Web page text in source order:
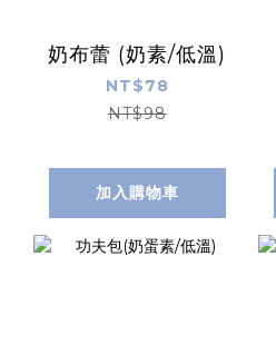
奶布蕾 (奶素/低溫)
NT$78
NT$98
加入購物車